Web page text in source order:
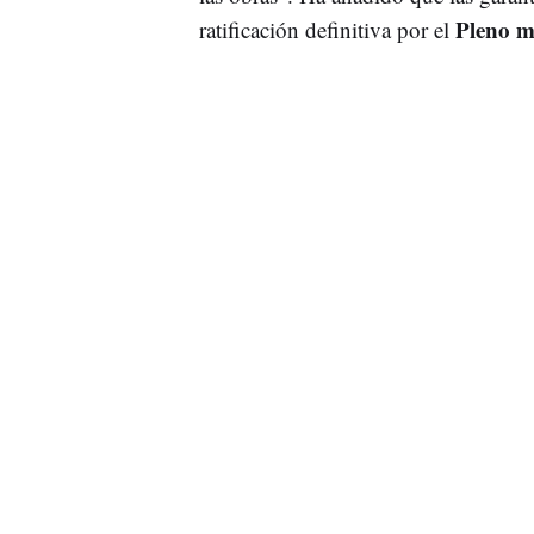
ratificación definitiva por el Pleno